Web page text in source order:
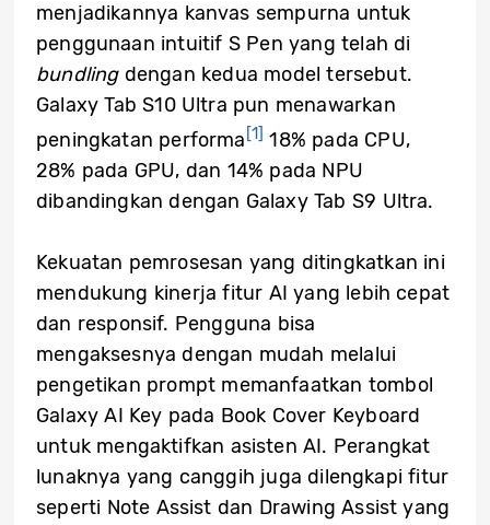
menjadikannya kanvas sempurna untuk
penggunaan intuitif S Pen yang telah di
bundling dengan kedua model tersebut.
Galaxy Tab S10 Ultra pun menawarkan
peningkatan performa [1] 18% pada CPU,
28% pada GPU, dan 14% pada NPU
dibandingkan dengan Galaxy Tab S9 Ultra.
Kekuatan pemrosesan yang ditingkatkan ini
mendukung kinerja fitur AI yang lebih cepat
dan responsif. Pengguna bisa
mengaksesnya dengan mudah melalui
pengetikan prompt memanfaatkan tombol
Galaxy AI Key pada Book Cover Keyboard
untuk mengaktifkan asisten AI. Perangkat
lunaknya yang canggih juga dilengkapi fitur
seperti Note Assist dan Drawing Assist yang